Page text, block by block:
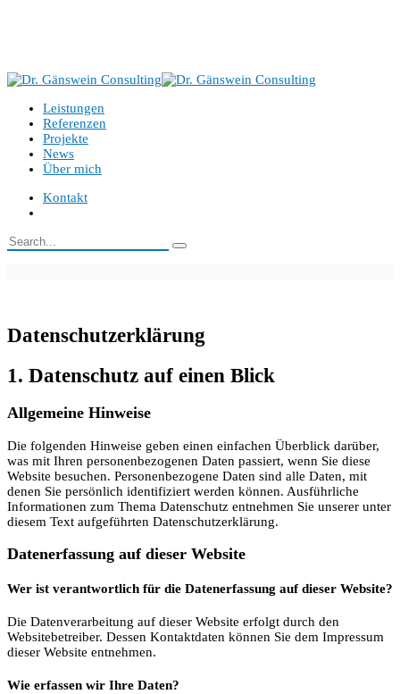
Leistungen
Referenzen
Projekte
News
Über mich
Kontakt
Datenschutz­erklärung
1. Datenschutz auf einen Blick
Allgemeine Hinweise
Die folgenden Hinweise geben einen einfachen Überblick darüber,
was mit Ihren personenbezogenen Daten passiert, wenn Sie diese
Website besuchen. Personenbezogene Daten sind alle Daten, mit
denen Sie persönlich identifiziert werden können. Ausführliche
Informationen zum Thema Datenschutz entnehmen Sie unserer unter
diesem Text aufgeführten Datenschutzerklärung.
Datenerfassung auf dieser Website
Wer ist verantwortlich für die Datenerfassung auf dieser Website?
Die Datenverarbeitung auf dieser Website erfolgt durch den
Websitebetreiber. Dessen Kontaktdaten können Sie dem Impressum
dieser Website entnehmen.
Wie erfassen wir Ihre Daten?